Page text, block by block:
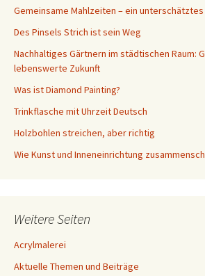
Gemeinsame Mahlzeiten – ein
Des Pinsels Strich ist sein Weg
Nachhaltiges Gärtnern im städtischen Raum:
lebenswerte Zukunft
Was ist Diamond Painting?
Trinkflasche mit Uhrzeit Deutsch
Holzbohlen streichen, aber richtig
Wie Kunst und Inneneinrichtung
Weitere Seiten
Acrylmalerei
Aktuelle Themen und Beiträge